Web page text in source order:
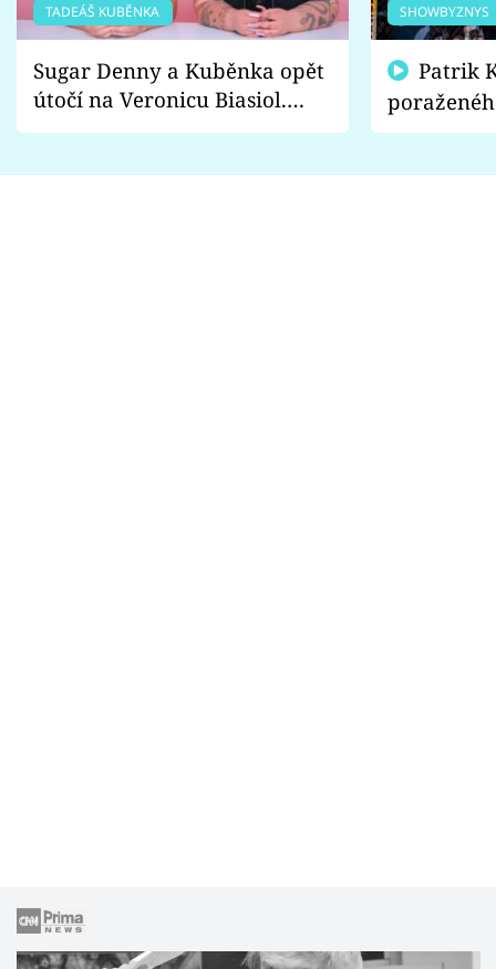
TADEÁŠ KUBĚNKA
Sugar Denny a Kuběnka opět
útočí na Veronicu Biasiol.
Proč je podle nich falešná a
SHOWBYZNYS
fanoušci